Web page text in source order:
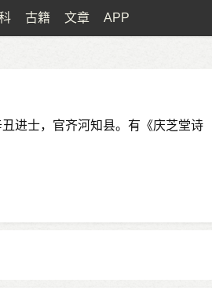
古籍 文章 APP
进士，官齐河知县。有《庆芝堂诗